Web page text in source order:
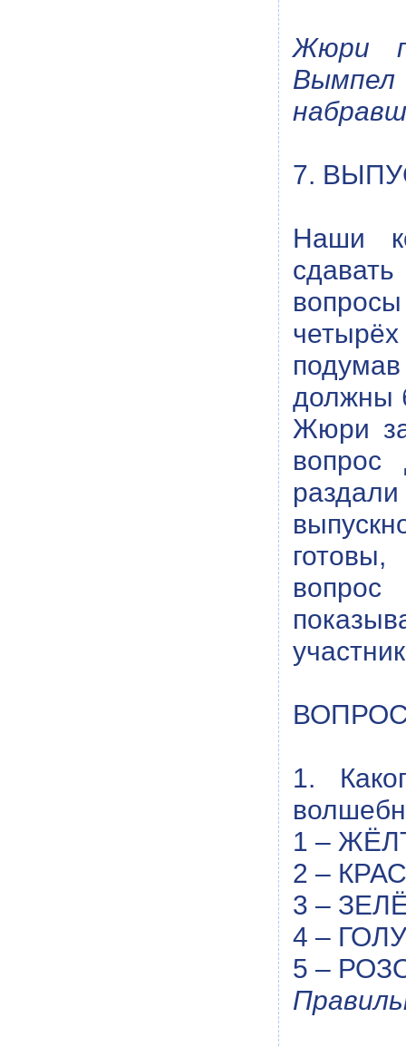
Жюри
Вымпел
7.
Наши
должны
Жюри
вопрос
1.
1 –
2 –
3 –
4 –
5 –